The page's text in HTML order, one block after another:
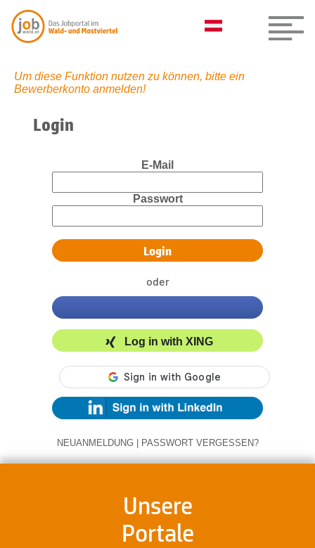
Um diese Funktion nutzen zu können, bitte ein
Bewerberkonto anmelden!
Login
E-Mail
Passwort
oder
Log in with XING
NEUANMELDUNG | PASSWORT VERGESSEN?
Unsere
Portale